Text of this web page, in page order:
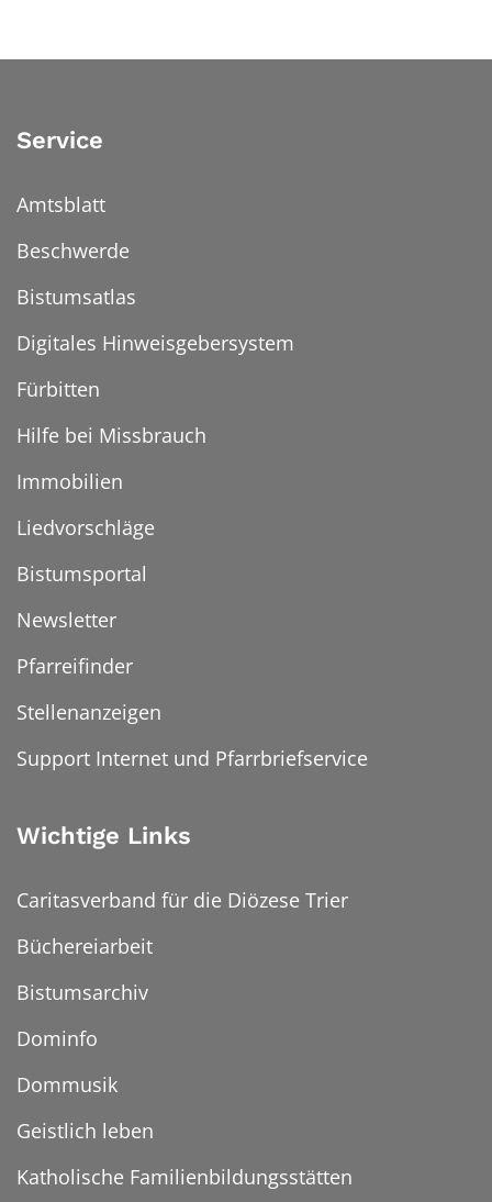
Service
Amtsblatt
Beschwerde
Bistumsatlas
Digitales Hinweisgebersystem
Fürbitten
Hilfe bei Missbrauch
Immobilien
Liedvorschläge
Bistumsportal
Newsletter
Pfarreifinder
Stellenanzeigen
Support Internet und Pfarrbriefservice
Wichtige Links
Caritasverband für die Diözese Trier
Büchereiarbeit
Bistumsarchiv
Dominfo
Dommusik
Geistlich leben
Katholische Familienbildungsstätten